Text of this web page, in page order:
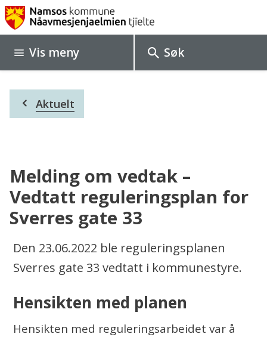
P
l
a
t
a
Søk
Vis meny
her:
Aktuelt
Melding om vedtak –
Vedtatt reguleringsplan for
Sverres gate 33
Den 23.06.2022 ble reguleringsplanen
Sverres gate 33 vedtatt i kommunestyre.
Hensikten med planen
Hensikten med reguleringsarbeidet var å